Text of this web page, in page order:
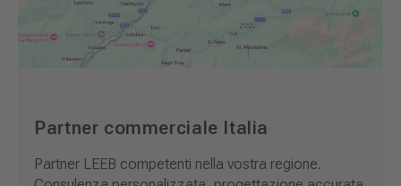
Partner commerciale Italia
Partner LEEB competenti nella vostra regione.